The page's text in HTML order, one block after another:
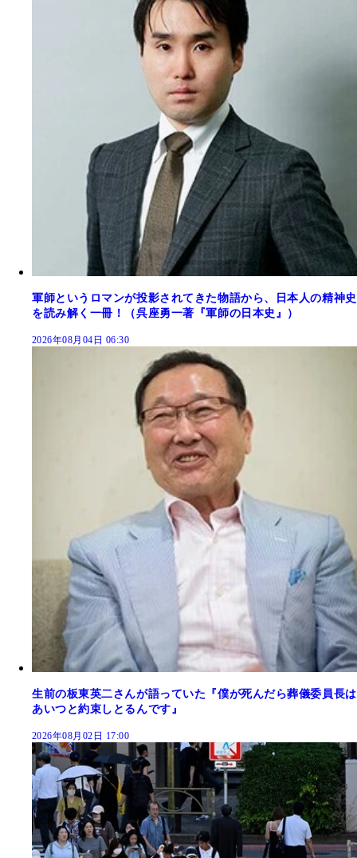
軍師というロマンが投影されてきた物語から、日本人の精神史
を読み解く一冊！（呉座勇一著『軍師の日本史』）
2026年08月04日 06:30
生前の板東英二さんが語っていた『僕が死んだら葬儀委員長は
あいつと約束しとるんです』
2026年08月02日 17:00